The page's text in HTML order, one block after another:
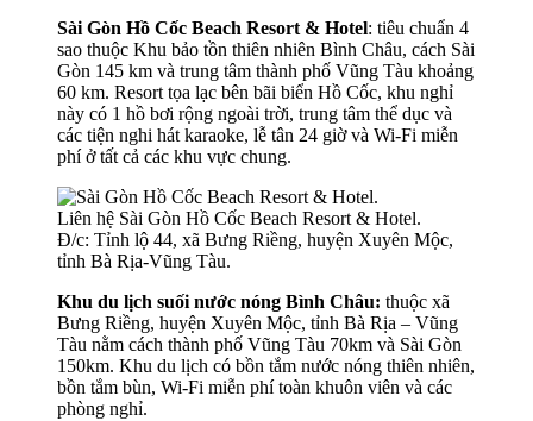
Sài Gòn Hồ Cốc Beach Resort & Hotel: tiêu chuẩn 4
sao thuộc Khu bảo tồn thiên nhiên Bình Châu, cách Sài
Gòn 145 km và trung tâm thành phố Vũng Tàu khoảng
60 km. Resort tọa lạc bên bãi biển Hồ Cốc, khu nghỉ
này có 1 hồ bơi rộng ngoài trời, trung tâm thể dục và
các tiện nghi hát karaoke, lễ tân 24 giờ và Wi-Fi miễn
phí ở tất cả các khu vực chung.
Liên hệ Sài Gòn Hồ Cốc Beach Resort & Hotel.
Đ/c: Tỉnh lộ 44, xã Bưng Riềng, huyện Xuyên Mộc,
tỉnh Bà Rịa-Vũng Tàu.
Khu du lịch suối nước nóng Bình Châu: thuộc xã
Bưng Riềng, huyện Xuyên Mộc, tỉnh Bà Rịa – Vũng
Tàu nằm cách thành phố Vũng Tàu 70km và Sài Gòn
150km. Khu du lịch có bồn tắm nước nóng thiên nhiên,
bồn tắm bùn, Wi-Fi miễn phí toàn khuôn viên và các
phòng nghỉ.